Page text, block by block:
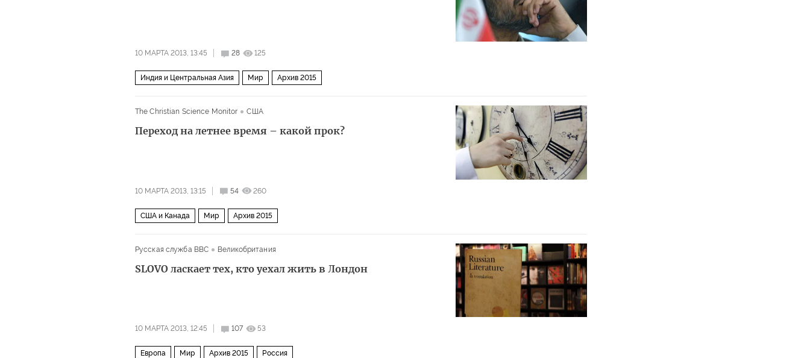
10 МАРТА 2013, 13:45 28 125
Индия и Центральная Азия Мир Архив 2015
The Christian Science Monitor США
Переход на летнее время – какой прок?
10 МАРТА 2013, 13:15 54 260
США и Канада Мир Архив 2015
Русская служба BBC Великобритания
SLOVO ласкает тех, кто уехал жить в Лондон
10 МАРТА 2013, 12:45 107 53
Европа Мир Архив 2015 Россия